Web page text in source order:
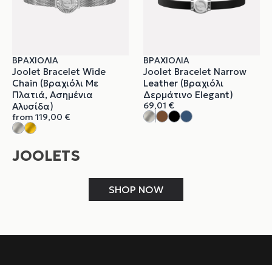
ΒΡΑΧΙΌΛΙΑ
Joolet Bracelet Wide
Chain (Βραχιόλι Με
Πλατιά, Ασημένια
Αλυσίδα)
from 119,00 €
ΒΡΑΧΙΌΛΙΑ
Joolet Bracelet Narrow
Leather (Βραχιόλι
Δερμάτινο Elegant)
69,01 €
JOOLETS
SHOP NOW